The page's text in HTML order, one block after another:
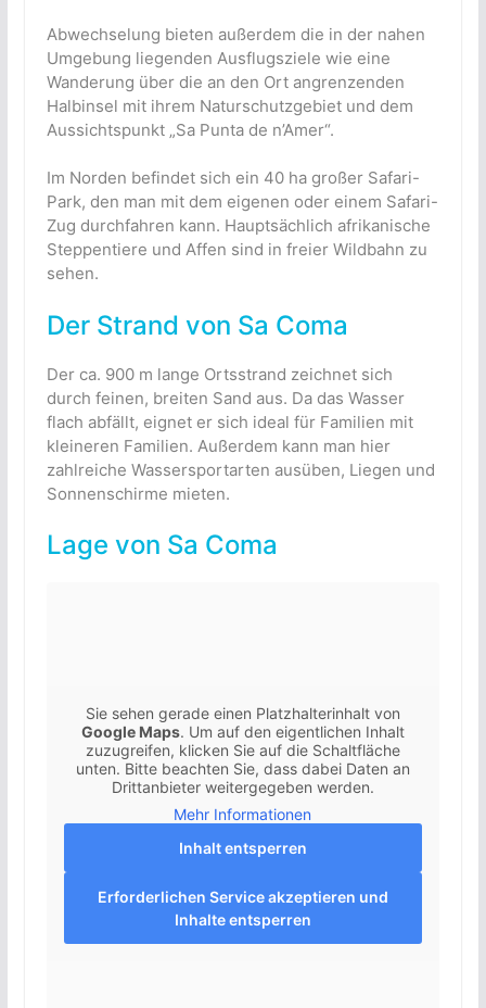
Abwechselung bieten außerdem die in der nahen
Umgebung liegenden Ausflugsziele wie eine
Wanderung über die an den Ort angrenzenden
Halbinsel mit ihrem Naturschutzgebiet und dem
Aussichtspunkt „Sa Punta de n’Amer“.
Im Norden befindet sich ein 40 ha großer Safari-
Park, den man mit dem eigenen oder einem Safari-
Zug durchfahren kann. Hauptsächlich afrikanische
Steppentiere und Affen sind in freier Wildbahn zu
sehen.
Der Strand von Sa Coma
Der ca. 900 m lange Ortsstrand zeichnet sich
durch feinen, breiten Sand aus. Da das Wasser
flach abfällt, eignet er sich ideal für Familien mit
kleineren Familien. Außerdem kann man hier
zahlreiche Wassersportarten ausüben, Liegen und
Sonnenschirme mieten.
Lage von Sa Coma
Sie sehen gerade einen Platzhalterinhalt von
Google Maps. Um auf den eigentlichen Inhalt
zuzugreifen, klicken Sie auf die Schaltfläche
unten. Bitte beachten Sie, dass dabei Daten an
Drittanbieter weitergegeben werden.
Mehr Informationen
Inhalt entsperren
Erforderlichen Service akzeptieren und
Inhalte entsperren